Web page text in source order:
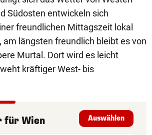
Südosten entwickeln sich
freundlichen Mittagszeit lokal
am längsten freundlich bleibt es von
Murtal. Dort wird es leicht
kräftiger West- bis
fürWien Auswählen